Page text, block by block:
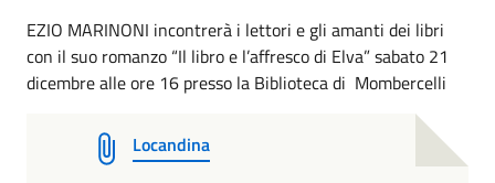
EZIO MARINONI incontrerà i lettori e gli amanti dei libri
con il suo romanzo “Il libro e l’affresco di Elva” sabato 21
dicembre alle ore 16 presso la Biblioteca di Mombercelli
Locandina